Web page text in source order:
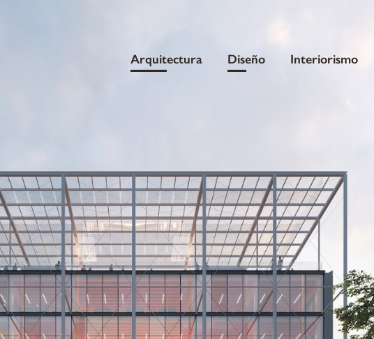
Arquitectura Diseño Interiorismo